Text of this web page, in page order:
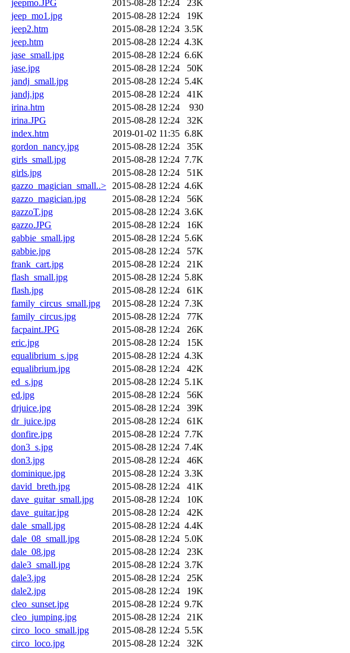
jeepmo.JPG
2015-08-28 12:24
23K
jeep_mo1.jpg
2015-08-28 12:24
19K
jeep2.htm
2015-08-28 12:24 3.5K
jeep.htm
2015-08-28 12:24 4.3K
jase_small.jpg
2015-08-28 12:24 6.6K
jase.jpg
2015-08-28 12:24
50K
jandj_small.jpg
2015-08-28 12:24 5.4K
jandj.jpg
2015-08-28 12:24
41K
irina.htm
2015-08-28 12:24
930
irina.JPG
2015-08-28 12:24
32K
index.htm
2019-01-02 11:35 6.8K
gordon_nancy.jpg
2015-08-28 12:24
35K
girls_small.jpg
2015-08-28 12:24 7.7K
girls.jpg
2015-08-28 12:24
51K
gazzo_magician_small..>
2015-08-28 12:24 4.6K
gazzo_magician.jpg
2015-08-28 12:24
56K
gazzoT.jpg
2015-08-28 12:24 3.6K
gazzo.JPG
2015-08-28 12:24
16K
gabbie_small.jpg
2015-08-28 12:24 5.6K
gabbie.jpg
2015-08-28 12:24
57K
frank_cart.jpg
2015-08-28 12:24
21K
flash_small.jpg
2015-08-28 12:24 5.8K
flash.jpg
2015-08-28 12:24
61K
family_circus_small.jpg
2015-08-28 12:24 7.3K
family_circus.jpg
2015-08-28 12:24
77K
facpaint.JPG
2015-08-28 12:24
26K
eric.jpg
2015-08-28 12:24
15K
equalibrium_s.jpg
2015-08-28 12:24 4.3K
equalibrium.jpg
2015-08-28 12:24
42K
ed_s.jpg
2015-08-28 12:24 5.1K
ed.jpg
2015-08-28 12:24
56K
drjuice.jpg
2015-08-28 12:24
39K
dr_juice.jpg
2015-08-28 12:24
61K
donfire.jpg
2015-08-28 12:24 7.7K
don3_s.jpg
2015-08-28 12:24 7.4K
don3.jpg
2015-08-28 12:24
46K
dominique.jpg
2015-08-28 12:24 3.3K
david_breth.jpg
2015-08-28 12:24
41K
dave_guitar_small.jpg
2015-08-28 12:24
10K
dave_guitar.jpg
2015-08-28 12:24
42K
dale_small.jpg
2015-08-28 12:24 4.4K
dale_08_small.jpg
2015-08-28 12:24 5.0K
dale_08.jpg
2015-08-28 12:24
23K
dale3_small.jpg
2015-08-28 12:24 3.7K
dale3.jpg
2015-08-28 12:24
25K
dale2.jpg
2015-08-28 12:24
19K
cleo_sunset.jpg
2015-08-28 12:24 9.7K
cleo_jumping.jpg
2015-08-28 12:24
21K
circo_loco_small.jpg
2015-08-28 12:24 5.5K
circo_loco.jpg
2015-08-28 12:24
32K